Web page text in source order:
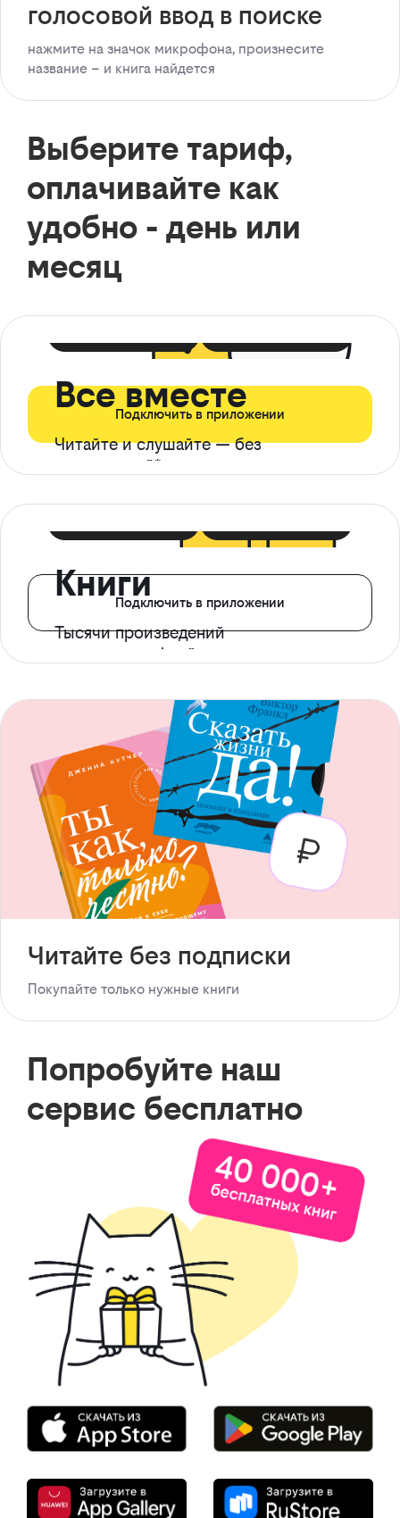
голосовой ввод в поиске
нажмите на значок микрофона, произнесите
название – и книга найдется
Выберите тариф,
оплачивайте как
удобно - день или
месяц
Все вместе
Читайте и слушайте — без
ограничений*
Подключить в приложении
Книги
Тысячи произведений
с доступом офлайн
Подключить в приложении
Читайте без подписки
Покупайте только нужные книги
Попробуйте наш
сервис бесплатно